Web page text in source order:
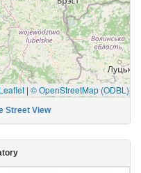
Leaflet | © OpenStreetMap (ODBL)
Street View